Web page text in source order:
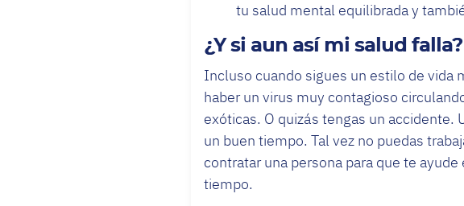
tu salud mental equilibrada y
¿Y si aun así mi salud falla?
Incluso cuando sigues un estilo de vida
haber un virus muy contagioso
exóticas. O quizás tengas un
un buen tiempo. Tal vez no puedas
contratar una persona para que te
tiempo.